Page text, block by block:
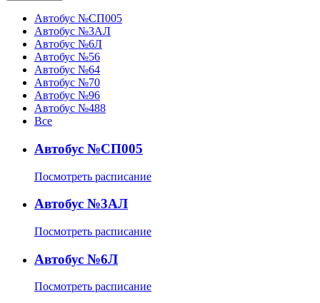
Автобус №СП005
Автобус №3АЛ
Автобус №6Л
Автобус №56
Автобус №64
Автобус №70
Автобус №96
Автобус №488
Все
Автобус №СП005
Посмотреть расписание
Автобус №3АЛ
Посмотреть расписание
Автобус №6Л
Посмотреть расписание